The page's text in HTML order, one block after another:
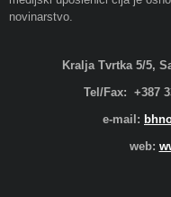
novinarstvo.
Kralja Tvrtka 5/5,
Tel/Fax: +387
e-mail:
web: